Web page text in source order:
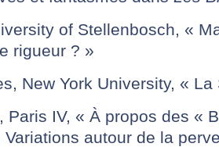
of Stellenbosch, «
rigueur ? »
New York University, «
Paris IV, « À propos des «
autour de la